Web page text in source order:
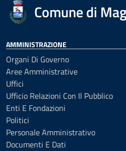
Comune di
AMMINISTRAZIONE
Organi Di Governo
Aree Amministrative
Uffici
Ufficio Relazioni Con Il Pubblico
Enti E Fondazioni
Politici
Personale Amministrativo
Documenti E Dati